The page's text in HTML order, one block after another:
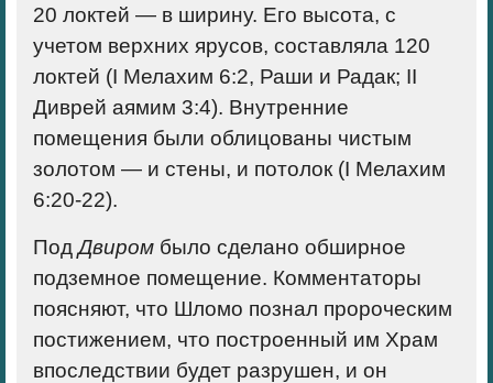
20 локтей — в ширину. Его высота, с
учетом верхних ярусов, составляла 120
локтей (I Мелахим 6:2, Раши и Радак; II
Диврей аямим 3:4). Внутренние
помещения были облицованы чистым
золотом — и стены, и потолок (I Мелахим
6:20-22).
ПодДвиром было сделано обширное
подземное помещение. Комментаторы
поясняют, что Шломо познал пророческим
постижением, что построенный им Храм
впоследствии будет разрушен, и он